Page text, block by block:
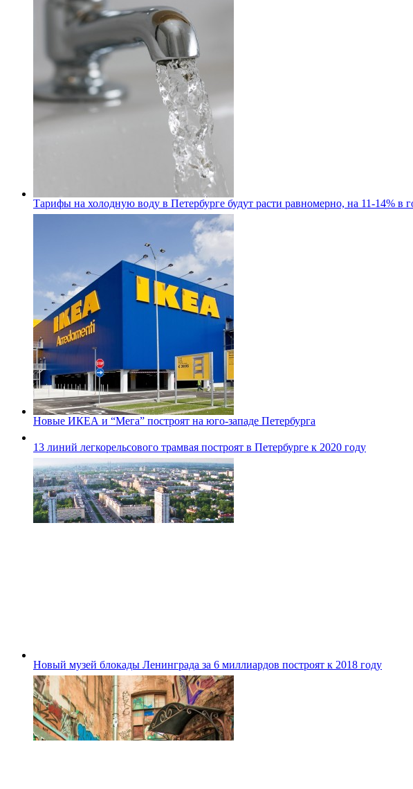
Тарифы на холодную воду в Петербурге будут расти равномерно, на 11-14% в
Новые ИКЕА и “Мега” построят на юго-западе Петербурга
13 линий легкорельсового трамвая построят в Петербурге к 2020 году
Новый музей блокады Ленинграда за 6 миллиардов построят к 2018 году